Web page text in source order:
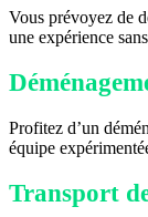
Vous prévoyez de
une expérience
Profitez d’un
équipe
Transport